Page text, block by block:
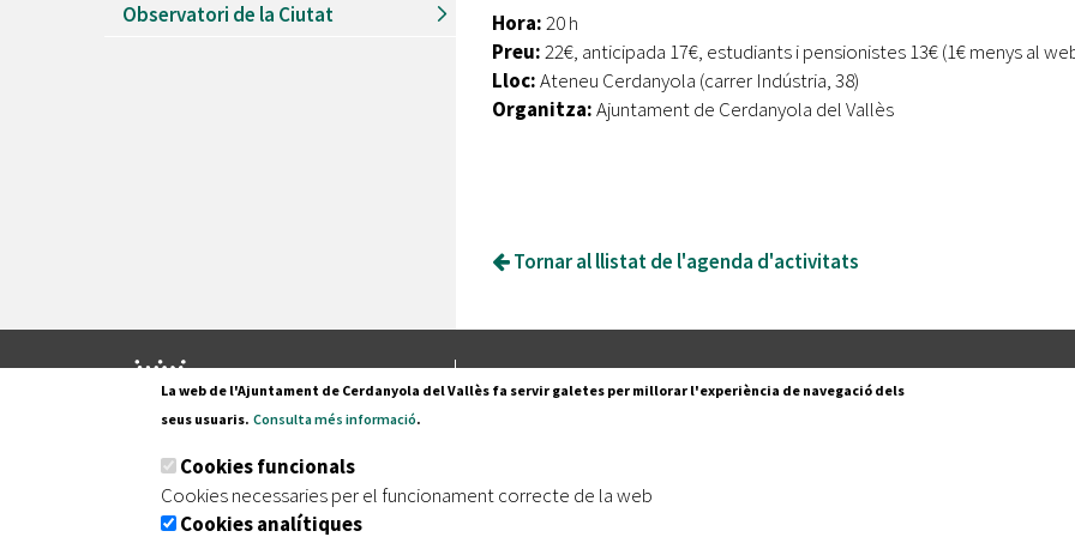
Observatori de la Ciutat
Hora:20 h
Preu:22€, anticipada 17€, estudiants i pensionistes 13€ (1€ menys al
Lloc:Ateneu Cerdanyola (carrer Indústria, 38)
Organitza:Ajuntament de Cerdanyola del Vallès
Tornar al llistat de l'agenda d'activitats
Pl. Francesc Layret, s/n
Segueix-nos a:
| Avís legal | Protecció de dades
La web de l'Ajuntament de Cerdanyola del Vallès fa servir galetes per millorar l'experiència de navegació dels
seus usuaris. Consulta més informació.
Cookies funcionals
Cookies necessaries per el funcionament correcte de la web
Cookies analítiques